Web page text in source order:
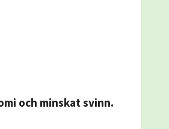
och minskat svinn.